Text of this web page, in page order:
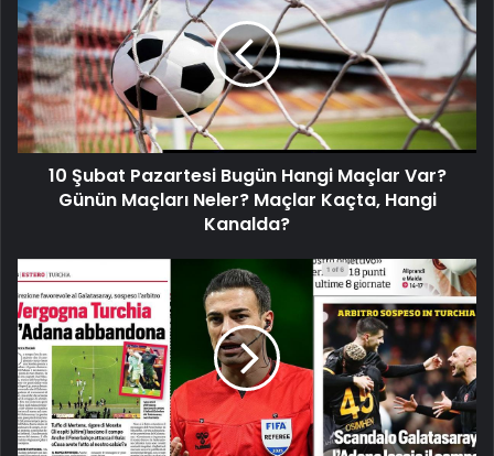
Pazartesi
Bugün
Hangi
Maçlar
Var?
Günün
Maçları
Neler?
Maçlar
Kanalda?
10 Şubat Pazartesi Bugün Hangi Maçlar Var?
Günün Maçları Neler? Maçlar Kaçta, Hangi
Kanalda?
Adana
Demirspor'un,
Galatasaray
maçından
çekilmesi
Avrupa'da
geniş
yankı